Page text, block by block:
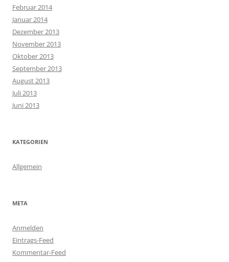
Februar 2014
Januar 2014
Dezember 2013
November 2013
Oktober 2013
September 2013
August 2013
Juli 2013
Juni 2013
KATEGORIEN
Allgemein
META
Anmelden
Eintrags-Feed
Kommentar-Feed